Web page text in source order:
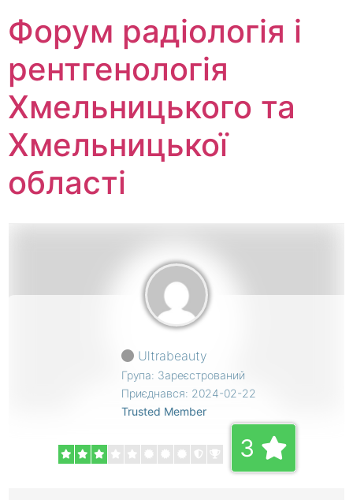
до
вмісту
Форум радіологія і
рентгенологія
Хмельницького та
Хмельницької
області
Ultrabeauty
Група: Зареєстрований
Приєднався: 2024-02-22
Trusted Member
3